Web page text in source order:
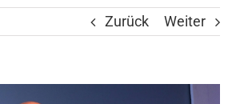
Zurück Weiter